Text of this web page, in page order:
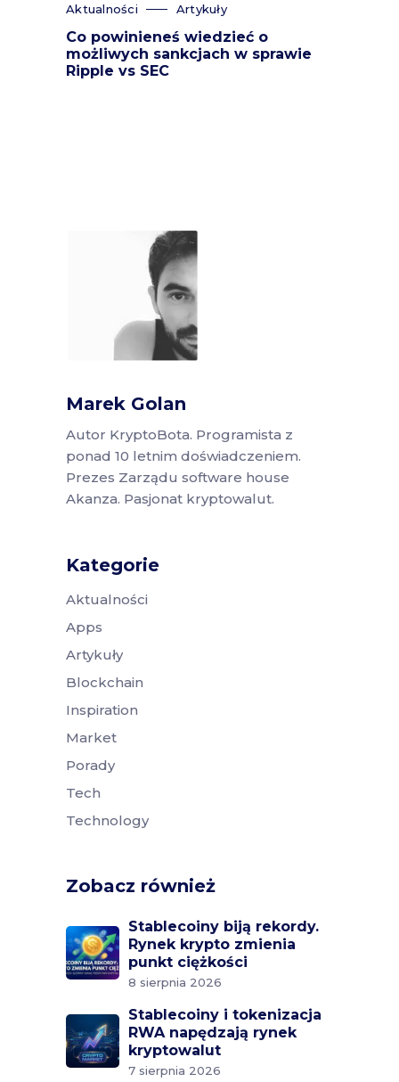
Aktualności Artykuły
Co powinieneś wiedzieć o
możliwych sankcjach w sprawie
Ripple vs SEC
Marek Golan
Autor KryptoBota. Programista z
ponad 10 letnim doświadczeniem.
Prezes Zarządu software house
Akanza. Pasjonat kryptowalut.
Kategorie
Aktualności
Apps
Artykuły
Blockchain
Inspiration
Market
Porady
Tech
Technology
Zobacz również
Stablecoiny biją rekordy.
Rynek krypto zmienia
punkt ciężkości
8 sierpnia 2026
Stablecoiny i tokenizacja
RWA napędzają rynek
kryptowalut
7 sierpnia 2026